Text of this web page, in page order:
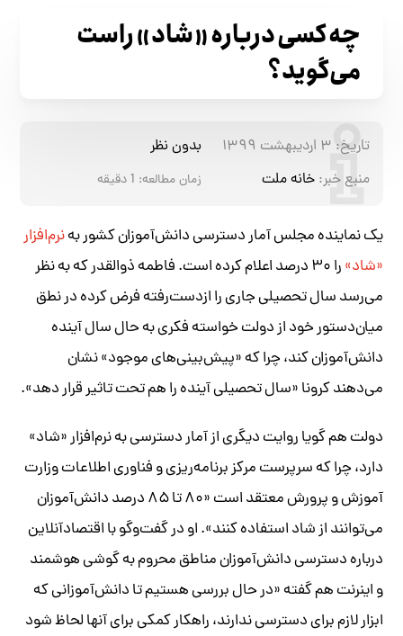
چه کسی درباره «شاد» راست
می‌گوید؟
تاریخ: ۳ اردیبهشت ۱۳۹۹
بدون نظر
منبع خبر: خانه ملت زمان مطالعه: 1دقیقه
یک نماینده مجلس آمار دسترسی دانش‌آموزان کشور بهنرم‌افزار
«شاد»
را ۳۰ درصد اعلام کرده است. فاطمه ذوالقدر که به نظر
می‌رسد سال تحصیلی جاری را ازدست‌رفته فرض کرده در نطق
میان‌دستور خود از دولت خواسته فکری به حال سال آینده
دانش‌آموزان کند، چرا که «پیش‌بینی‌های موجود» نشان
می‌دهند کرونا «سال تحصیلی آینده را هم تحت تاثیر قرار دهد».
دولت هم گویا روایت دیگری از آمار دسترسی به نرم‌افزار «شاد»
دارد، چرا که سرپرست مرکز برنامه‌ریزی و فناوری اطلاعات وزارت
آموزش و پرورش معتقد است «۸۰ تا ۸۵ درصد دانش‌آموزان
می‌توانند از شاد استفاده کنند». او در گفت‌وگو با اقتصاد‌آنلاین
درباره دسترسی دانش‌آموزان مناطق محروم به گوشی هوشمند
و اینرنت هم گفته «در حال بررسی هستیم تا دانش‌آموزانی که
ابزار لازم برای دسترسی ندارند، راهکار کمکی برای آنها لحاظ شود